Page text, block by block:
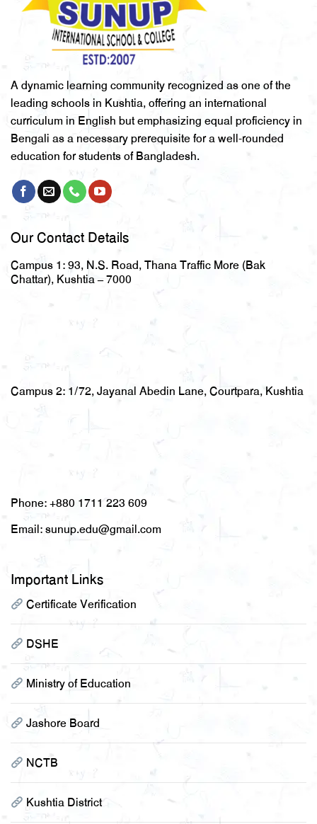
A dynamic learning community recognized as one of the
leading schools in Kushtia, offering an international
curriculum in English but emphasizing equal proficiency in
Bengali as a necessary prerequisite for a well-rounded
education for students of Bangladesh.
Our Contact Details
Campus 1:93, N.S. Road, Thana Traffic More (Bak
Chattar), Kushtia – 7000
Campus 2: 1/72, Jayanal Abedin Lane, Courtpara, Kushtia
Phone:+880 1711 223 609
Email:sunup.edu@gmail.com
Important Links
Certificate Verification
DSHE
Ministry of Education
Jashore Board
NCTB
Kushtia District